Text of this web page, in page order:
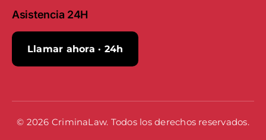
Asistencia 24H
Llamar ahora · 24h
© 2026 CriminaLaw. Todos los derechos reservados.